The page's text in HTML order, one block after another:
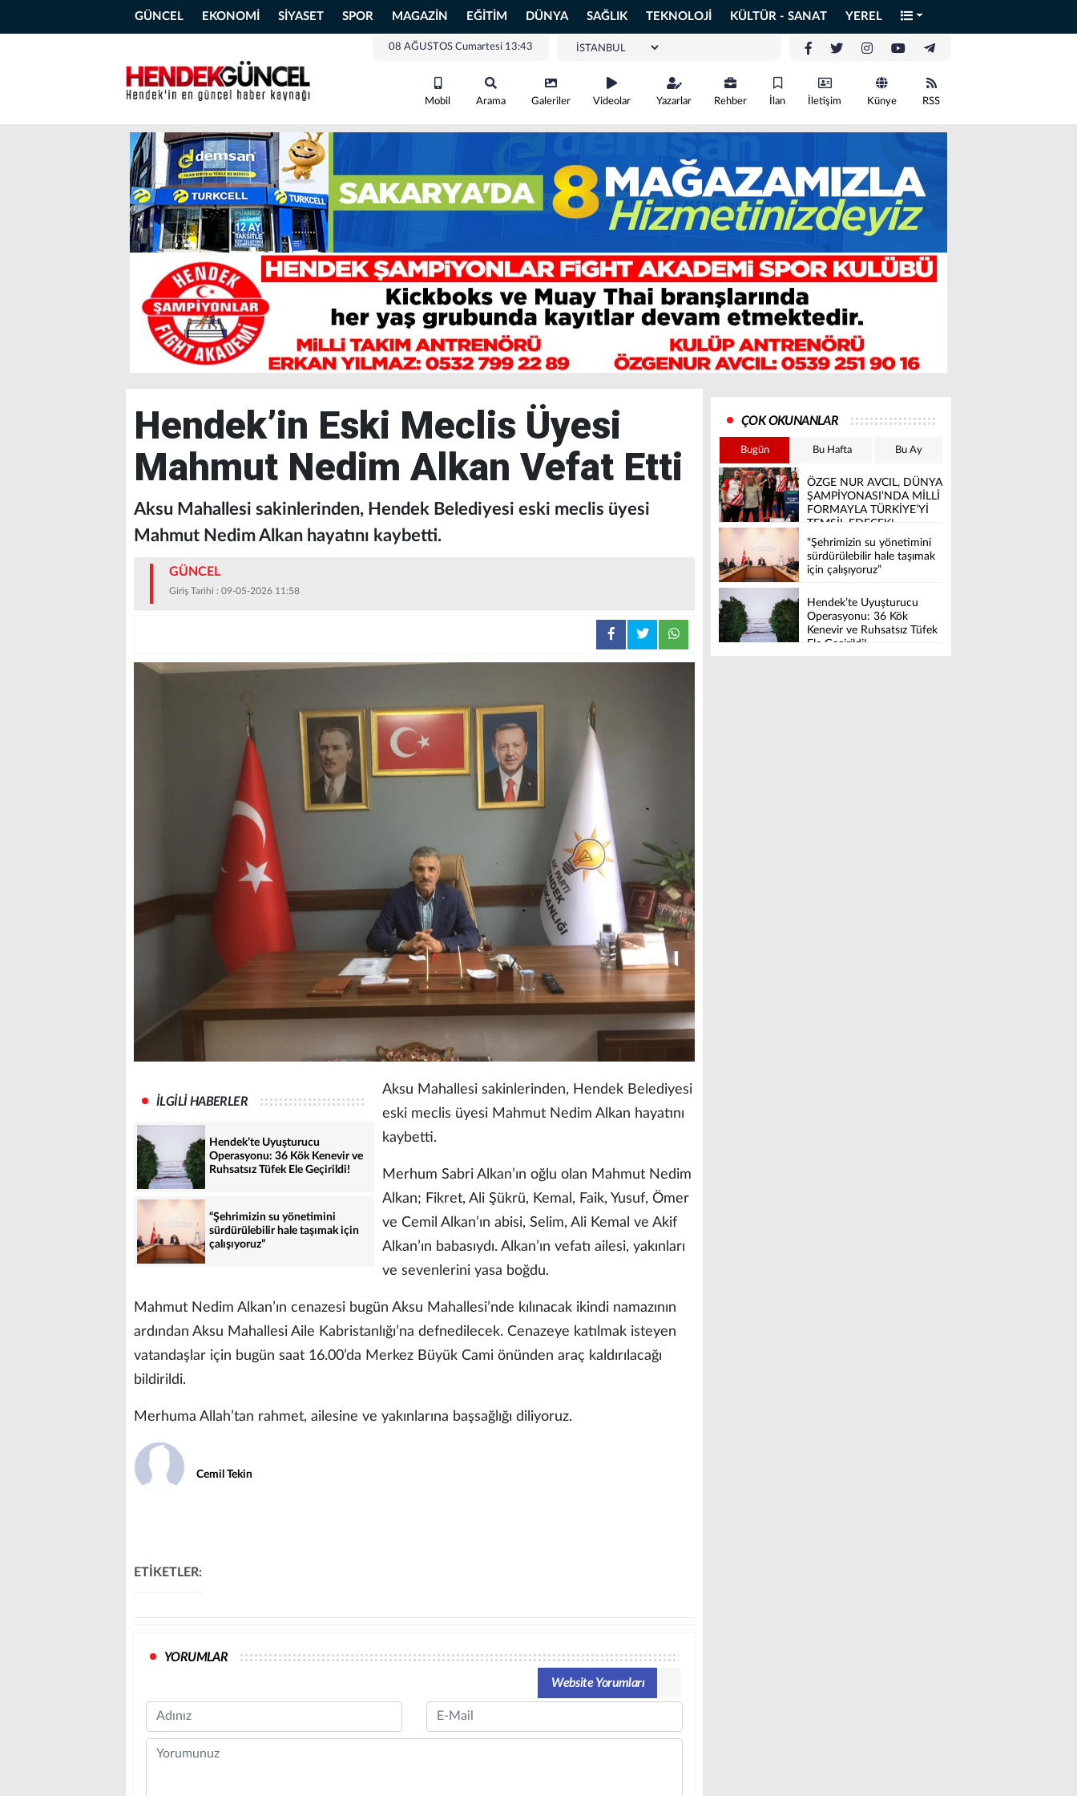
GÜNCEL EKONOMİ SİYASET SPOR MAGAZİN EĞİTİM DÜNYA SAĞLIK TEKNOLOJİ KÜLTÜR - SANAT YEREL
08 AĞUSTOS Cumartesi 13:43
Mobil Arama Galeriler Videolar Yazarlar Rehber İlan İletişim Künye RSS
Hendek’in Eski Meclis Üyesi
Mahmut Nedim Alkan Vefat Etti
Aksu Mahallesi sakinlerinden, Hendek Belediyesi eski meclis üyesi
Mahmut Nedim Alkan hayatını kaybetti.
GÜNCEL
Giriş Tarihi : 09-05-2026 11:58
İLGİLİ HABERLER
Hendek’te Uyuşturucu
Operasyonu: 36 Kök Kenevir ve
Ruhsatsız Tüfek Ele Geçirildi!
“Şehrimizin su yönetimini
sürdürülebilir hale taşımak için
çalışıyoruz”
Aksu Mahallesi sakinlerinden, Hendek Belediyesi
eski meclis üyesi Mahmut Nedim Alkan hayatını
kaybetti.
Merhum Sabri Alkan’ın oğlu olan Mahmut Nedim
Alkan; Fikret, Ali Şükrü, Kemal, Faik, Yusuf, Ömer
ve Cemil Alkan’ın abisi, Selim, Ali Kemal ve Akif
Alkan’ın babasıydı. Alkan’ın vefatı ailesi, yakınları
ve sevenlerini yasa boğdu.
Mahmut Nedim Alkan’ın cenazesi bugün Aksu Mahallesi’nde kılınacak ikindi namazının
ardından Aksu Mahallesi Aile Kabristanlığı’na defnedilecek. Cenazeye katılmak isteyen
vatandaşlar için bugün saat 16.00’da Merkez Büyük Cami önünden araç kaldırılacağı
bildirildi.
Merhuma Allah’tan rahmet, ailesine ve yakınlarına başsağlığı diliyoruz.
Cemil Tekin
ETİKETLER:
YORUMLAR
Website Yorumları
Name Email
Comment
ÇOK OKUNANLAR
Bugün Bu Hafta Bu Ay
ÖZGE NUR AVCIL, DÜNYA
ŞAMPİYONASI’NDA MİLLİ
FORMAYLA TÜRKİYE’Yİ
TEMSİL EDECEK!
“Şehrimizin su yönetimini
sürdürülebilir hale taşımak
için çalışıyoruz”
Hendek’te Uyuşturucu
Operasyonu: 36 Kök
Kenevir ve Ruhsatsız Tüfek
Ele Geçirildi!